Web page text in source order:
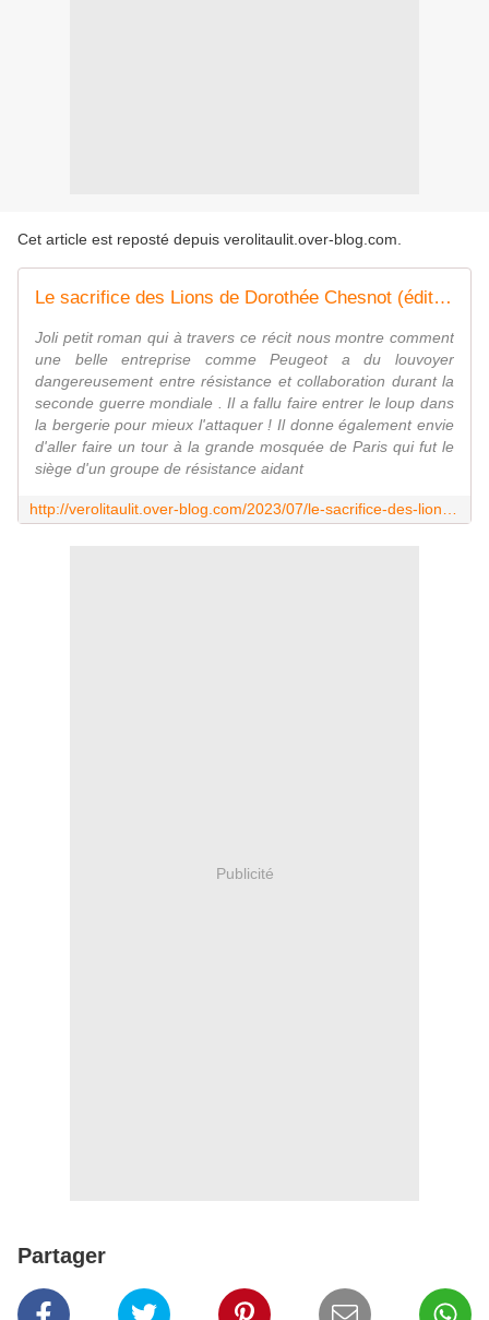
Cet article est reposté depuis verolitaulit.over-blog.com
Le sacrifice des Lions de Dorothée Chesnot (éditions M Lafon )
Joli petit roman qui à travers ce récit nous montre comment
une belle entreprise comme Peugeot a du louvoyer
dangereusement entre résistance et collaboration durant la
seconde guerre mondiale . Il a fallu faire entrer le loup dans
la bergerie pour mieux l'attaquer ! Il donne également envie
d'aller faire un tour à la grande mosquée de Paris qui fut le
siège d'un groupe de résistance aidant
Publicité
Partager